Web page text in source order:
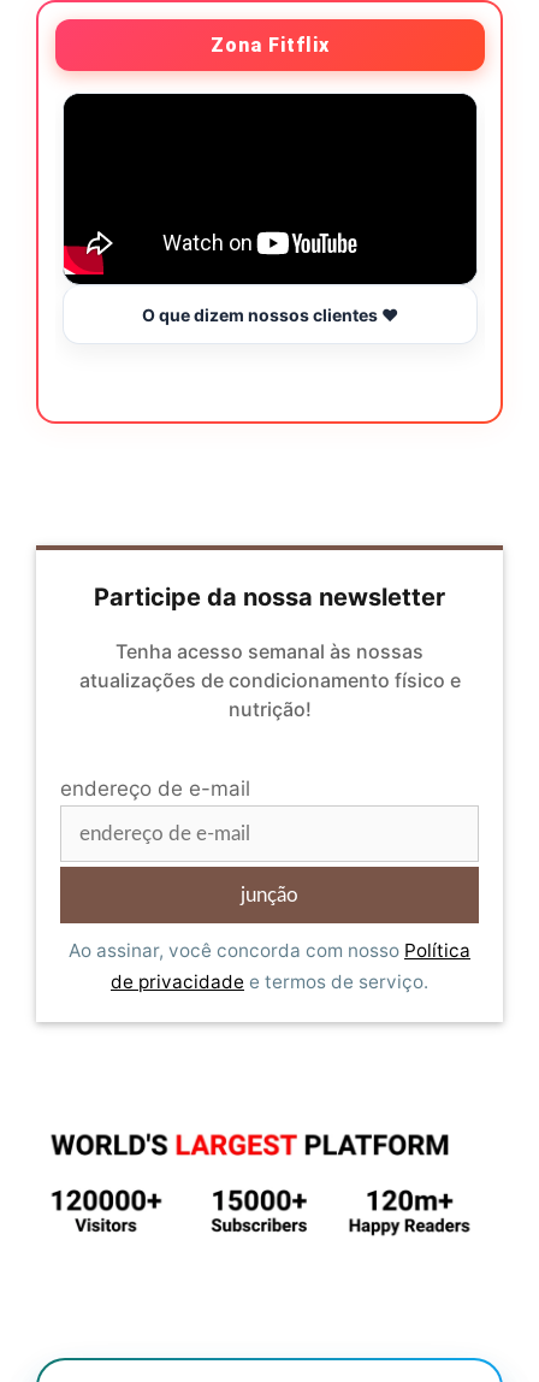
Zona Fitflix
O que dizem nossos clientes ❤️
Participe da nossa newsletter
Tenha acesso semanal às nossas
atualizações de condicionamento físico e
nutrição!
endereço de e-mail
Ao assinar, você concorda com nosso Política
de privacidade e termos de serviço.